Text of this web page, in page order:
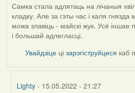
Самка стала адлятаць на лічаныя
кладку. Але за гэты час і каля
можа злавіць - майскі жук. Усё іншае
і большай адлегласці.
Увайдзіце цізарэгіструйцеся каб
Lighty - 15.05.2022 - 21:27